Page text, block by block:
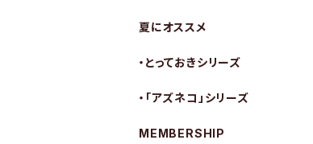
夏にオススメ
・とっておきシリーズ
・「アズネコ」シリーズ
MEMBERSHIP